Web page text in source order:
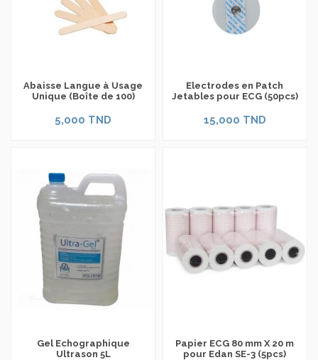
Abaisse Langue à Usage
Unique (Boîte de 100)
5,000 TND
Electrodes en Patch
Jetables pour ECG (50pcs)
15,000 TND
Gel Echographique
Ultrason 5L
Papier ECG 80 mm X 20 m
pour Edan SE-3 (5pcs)